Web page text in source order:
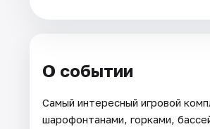
О событии
Самый интересный игровой
шарофонтанами, горками,